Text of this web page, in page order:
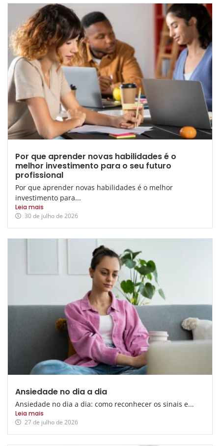
Por que aprender novas habilidades é o
melhor investimento para o seu futuro
profissional
Por que aprender novas habilidades é o melhor
investimento para...
Leia mais
30 de julho de 2026
Ansiedade no dia a dia
Ansiedade no dia a dia: como reconhecer os sinais e...
Leia mais
27 de julho de 2026